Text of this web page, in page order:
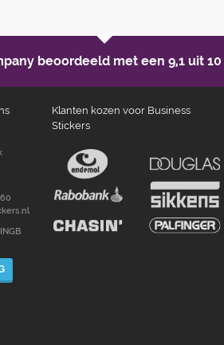
beoordeeld met een 9,1 uit 10
Klanten kozen voor Business
Stickers